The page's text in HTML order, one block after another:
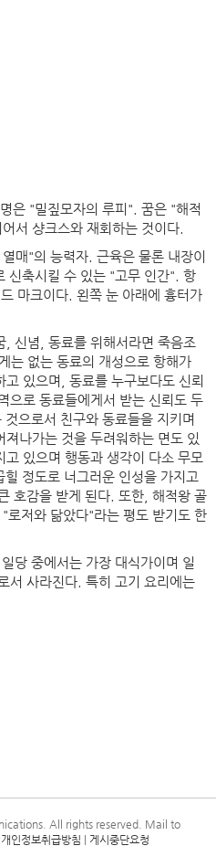
은 "밀짚모자의 루피". 꿈은 "해적
서 샹크스와 재회하는 것이다.
매"의 능력자. 근육은 물론 내장이
신축시킬 수 있는 "고무 인간". 항
마크이다. 왼쪽 눈 아래에 흉터가
, 신념, 동료를 위해서라면 죽음조
는 없는 동료의 개성으로 항해가
있으며, 동료를 누구보다도 신뢰
으로 동료들에게서 받는 신뢰도 두
으로서 친구와 동료들을 지키며
나가는 것을 두려워하는 면도 있
있으며 행동과 생각이 다소 무모
정도로 너그러운 인성을 가지고
호감을 받게 된다. 또한, 해적왕 골
로저와 닮았다"라는 평도 받기도 한
당 중에서는 가장 대식가이며 일
서 사라진다. 특히 고기 요리에는
All rights reserved. Mail to
개인정보취급방침 게시중단요청